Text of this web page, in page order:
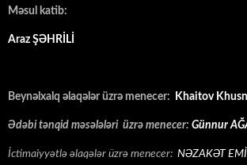
Məsul katib:
Araz ŞƏHRİLİ
Beynəlxalq əlaqələr üzrə menecer: Khaitov
Ədəbi tənqid məsələləri üzrə menecer: Günnur
İctimaiyyətlə əlaqələr üzrə menecer: NƏZAKƏT